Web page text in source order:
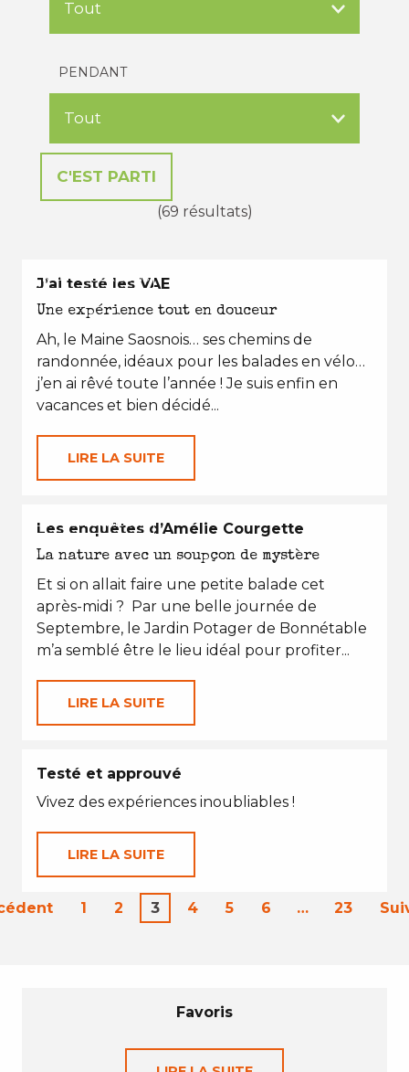
PENDANT
(69 résultats)
EN TOUTES SAISONS
J’ai testé les VAE
Une expérience tout en douceur
Ah, le Maine Saosnois… ses chemins de
randonnée, idéaux pour les balades en vélo…
j’en ai rêvé toute l’année ! Je suis enfin en
vacances et bien décidé...
LIRE LA SUITE
EN TOUTES SAISONS
Les enquêtes d’Amélie Courgette
La nature avec un soupçon de mystère
Et si on allait faire une petite balade cet
après-midi ? Par une belle journée de
Septembre, le Jardin Potager de Bonnétable
m’a semblé être le lieu idéal pour profiter...
LIRE LA SUITE
Testé et approuvé
Vivez des expériences inoubliables !
LIRE LA SUITE
1 2 3 4 5 6 … 23
Favoris